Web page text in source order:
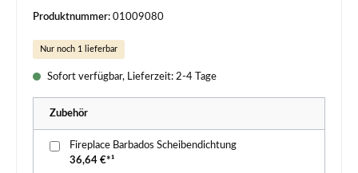
Produktnummer: 01009080
Nur noch 1 lieferbar
Sofort verfügbar, Lieferzeit: 2-4 Tage
Zubehör
Fireplace Barbados Scheibendichtung
36,64 €*¹